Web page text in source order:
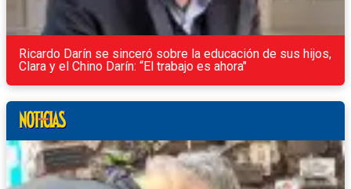
Ricardo Darín se sinceró sobre la educación de sus hijos,
Clara y el Chino Darín: “El trabajo es ahora"